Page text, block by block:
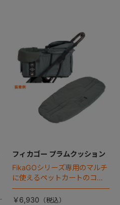
フィカゴー プラムクッション
FikaGOシリーズ専用のマルチ
に使えるペットカートのコー
ナークッション登場。
￥6,930